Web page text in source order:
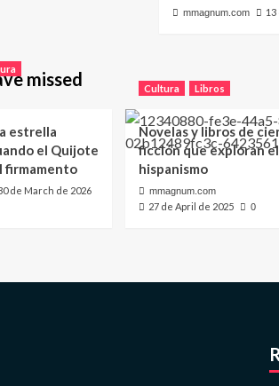
mmagnum.com
missed
estrella
el Quijote
firmamento
de March de 2026
Cultura Libros
Novelas y libros de
ficción que exploran el
hispanismo
mmagnum.com
27 de April de 2025 0